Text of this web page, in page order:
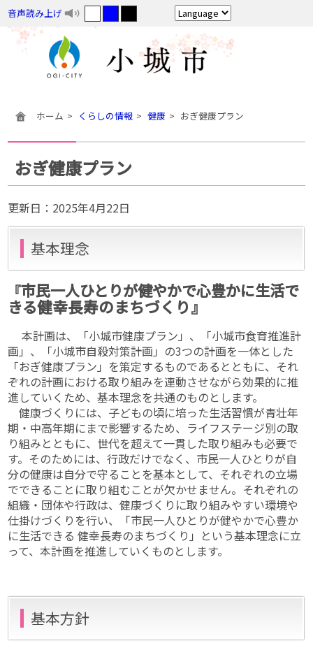
音声読み上げ
ホーム くらしの情報 健康 おぎ健康プラン
おぎ健康プラン
更新日： 2025年4月22日
基本理念
『市民一人ひとりが健やかで心豊かに生活で
きる健幸長寿のまちづくり』
本計画は、「小城市健康プラン」、「小城市食育推進計
画」、「小城市自殺対策計画」の3つの計画を一体とした
「おぎ健康プラン」を策定するものであるとともに、それ
ぞれの計画における取り組みを連動させながら効果的に推
進していくため、基本理念を共通のものとします。
健康づくりには、子どもの頃に培った生活習慣が青壮年
期・中高年期にまで影響するため、ライフステージ別の取
り組みとともに、世代を超えて一貫した取り組みも必要で
す。そのためには、行政だけでなく、市民一人ひとりが自
分の健康は自分で守ることを基本として、それぞれの立場
でできることに取り組むことが欠かせません。それぞれの
組織・団体や行政は、健康づくりに取り組みやすい環境や
仕掛けづくりを行い、「市民一人ひとりが健やかで心豊か
に生活できる 健幸長寿のまちづくり」という基本理念に立
って、本計画を推進していくものとします。
基本方針